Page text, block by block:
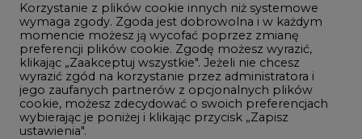
Innowacje i AI
Telekomunikacja i IT
Handel emisjami CO2
Wodór
Górnictwo
Korzystanie z plików cookie innych niż systemowe
wymaga zgody. Zgoda jest dobrowolna i w każdym
momencie możesz ją wycofać poprzez zmianę
preferencji plików cookie. Zgodę możesz wyrazić,
klikając „Zaakceptuj wszystkie". Jeżeli nie chcesz
wyrazić zgód na korzystanie przez administratora i
jego zaufanych partnerów z opcjonalnych plików
cookie, możesz zdecydować o swoich preferencjach
wybierając je poniżej i klikając przycisk „Zapisz
ustawienia".